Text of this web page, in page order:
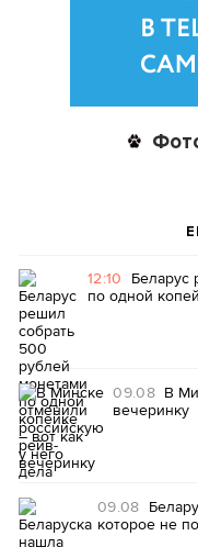
12:10 Беларус
по одной
09.08 В
вечеринку
09.08
которое не